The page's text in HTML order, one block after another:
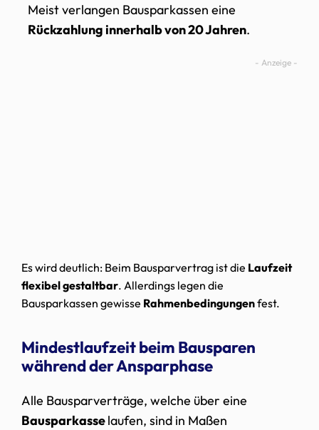
Meist verlangen Bausparkassen eine
Rückzahlung innerhalb von 20 Jahren.
Es wird deutlich: Beim Bausparvertrag ist die Laufzeit
flexibel gestaltbar. Allerdings legen die
Bausparkassen gewisse Rahmenbedingungenfest.
Mindestlaufzeit beim Bausparen
während der Ansparphase
Alle Bausparverträge, welche über eine
Bausparkasselaufen, sind in Maßen